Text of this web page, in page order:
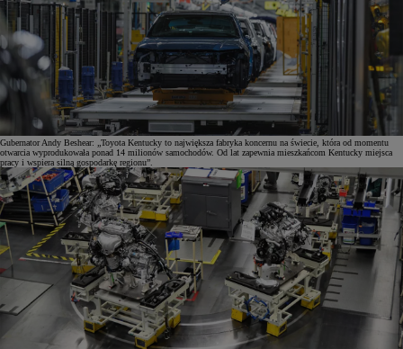
Gubernator Andy Beshear: „Toyota Kentucky to największa fabryka koncernu na świecie, która od momentu
otwarcia wyprodukowała ponad 14 milionów samochodów. Od lat zapewnia mieszkańcom Kentucky miejsca
pracy i wspiera silną gospodarkę regionu”.